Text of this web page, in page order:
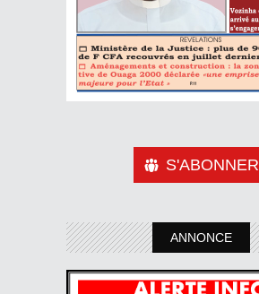
S'ABONNER
ANNONCE